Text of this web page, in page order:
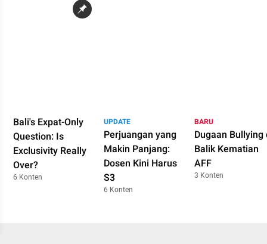
Bali's Expat-Only
Question: Is
Exclusivity Really
Over?
6 Konten
UPDATE
Perjuangan yang
Makin Panjang:
Dosen Kini Harus
S3
6 Konten
BARU
Dugaan Bullying
Balik Kematian
AFF
3 Konten